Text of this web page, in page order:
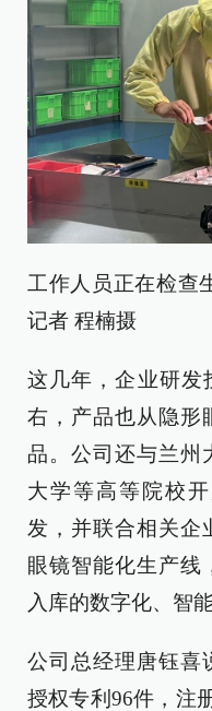
工作人员正在检查
记者 程楠摄
这几年，企业研发
右，产品也从隐形
品。公司还与兰州
大学等高等院校
发，并联合相关企
眼镜智能化生产线
入库的数字化、智能
公司总经理唐钰喜
授权专利96件，注